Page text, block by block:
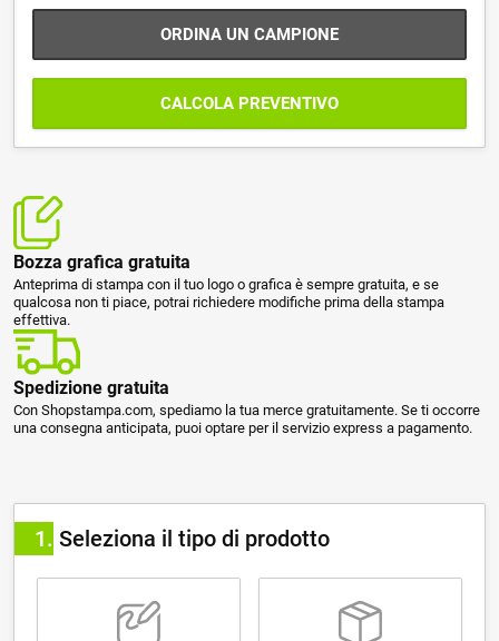
ORDINA UN CAMPIONE
CALCOLA PREVENTIVO
Bozza grafica gratuita
Anteprima di stampa con il tuo logo o grafica è sempre gratuita, e se
qualcosa non ti piace, potrai richiedere modifiche prima della stampa
effettiva.
Spedizione gratuita
Con Shopstampa.com, spediamo la tua merce gratuitamente. Se ti occorre
una consegna anticipata, puoi optare per il servizio express a pagamento.
1 Seleziona il tipo di prodotto